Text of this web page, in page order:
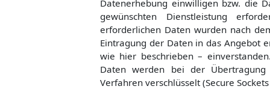
Datenerhebung einwilligen bzw. die
gewünschten Dienstleistung
erforderlichen Daten wurden nach
Eintragung der Daten in das Angebot
wie hier beschrieben –
Daten werden bei der
Verfahren verschlüsselt (Secure Sockets